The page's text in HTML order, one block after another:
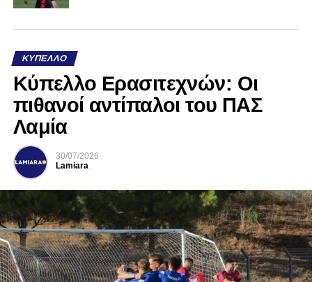
ΚΎΠΕΛΛΟ
Κύπελλο Ερασιτεχνών: Οι
πιθανοί αντίπαλοι του ΠΑΣ
Λαμία
30/07/2026
Lamiara